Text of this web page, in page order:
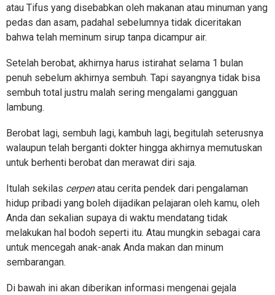
atau Tifus yang disebabkan oleh makanan atau minuman yang
pedas dan asam, padahal sebelumnya tidak diceritakan
bahwa telah meminum sirup tanpa dicampur air.
Setelah berobat, akhirnya harus istirahat selama 1 bulan
penuh sebelum akhirnya sembuh. Tapi sayangnya tidak bisa
sembuh total justru malah sering mengalami gangguan
lambung.
Berobat lagi, sembuh lagi, kambuh lagi, begitulah seterusnya
walaupun telah berganti dokter hingga akhirnya memutuskan
untuk berhenti berobat dan merawat diri saja.
Itulah sekilas cerpenatau cerita pendek dari pengalaman
hidup pribadi yang boleh dijadikan pelajaran oleh kamu, oleh
Anda dan sekalian supaya di waktu mendatang tidak
melakukan hal bodoh seperti itu. Atau mungkin sebagai cara
untuk mencegah anak-anak Anda makan dan minum
sembarangan.
Di bawah ini akan diberikan informasi mengenai gejala